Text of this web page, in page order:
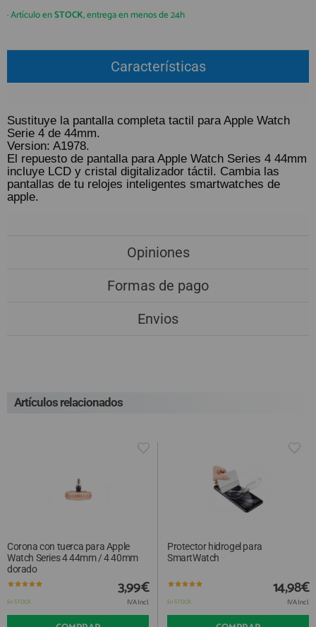
GUÍA DE COMPRA
(+34)912 477 744
Lunes a Viernes 09:30h a 20:00h
También atendemos Whatsapp
info@preciosadictos.com
REGISTRO PROFESIONAL
· Artículo enSTOCK, entrega en menos de 24h
Características
Sustituye la pantalla completa tactil para Apple Watch
Serie 4 de 44mm.
Version: A1978.
El repuesto de pantalla para Apple Watch Series 4 44mm
incluye LCD y cristal digitalizador táctil. Cambia las
pantallas de tu relojes inteligentes smartwatches de
apple.
Opiniones
Formas de pago
Envios
Artículos relacionados
Corona con tuerca para Apple
Watch Series 4 44mm / 4 40mm
dorado
En STOCK
3,99€
IVA Incl.
Protector hidrogel para
SmartWatch
En STOCK
14,98€
IVA Incl.